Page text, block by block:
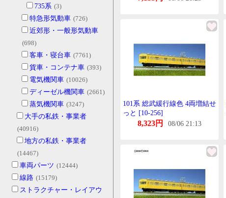
735系 (3)
特急形気動車 (726)
近郊形・一般形気動車
(698)
客車・寝台車 (7761)
貨車・コンテナ車 (393)
電気機関車 (10026)
ディーゼル機関車 (2661)
蒸気機関車 (3247)
大手の私鉄・事業者
(40916)
地方の私鉄・事業者
(14467)
車両パーツ (12444)
線路 (15179)
ストラクチャー・レイアウ
101系 総武緩行線色 4両増結せ
っと [10-256]
8,323円 08/06 21:13